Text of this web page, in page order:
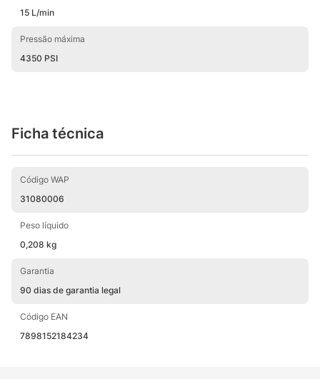
15 L/min
Pressão máxima
4350 PSI
Ficha técnica
Código WAP
31080006
Peso líquido
0,208 kg
Garantia
90 dias de garantia legal
Código EAN
7898152184234